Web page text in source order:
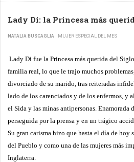
Lady Di: la Princesa más
NATALIA BUSCAGLIA MUJER ESPECIAL DEL MES
Lady Di fue la Princesa más querida del
familia real, lo que le trajo muchos
divorciado de su marido, tras reiteradas
lado de los carenciados y de los enfermos, y
el Sida y las minas antipersonas. Enamorada
perseguida por la prensa y en un trágico
Su gran carisma hizo que hasta el día de hoy
del Pueblo y como una de las mujeres más
Inglaterra.